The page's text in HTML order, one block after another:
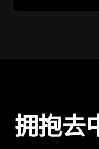
拥抱去